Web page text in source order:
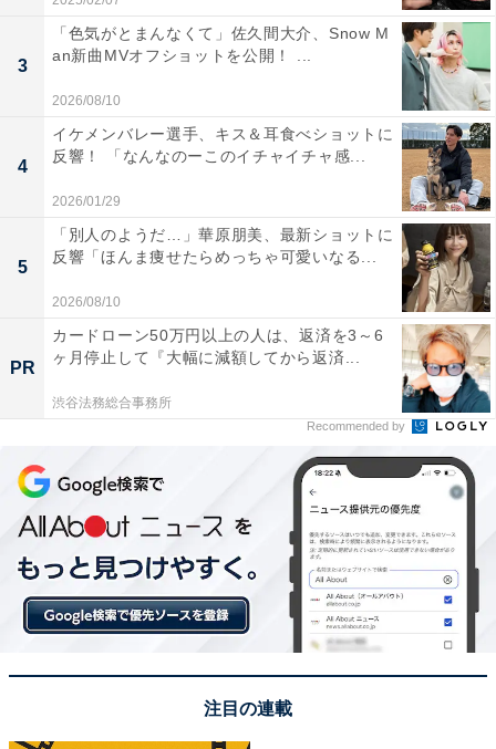
3
「色気がとまんなくて」佐久間大介、Snow M
an新曲MVオフショットを公開！ ...
2026/08/10
4
イケメンバレー選手、キス＆耳食べショットに
反響！ 「なんなのーこのイチャイチャ感...
2026/01/29
5
「別人のようだ…」華原朋美、最新ショットに
反響「ほんま痩せたらめっちゃ可愛いなる...
2026/08/10
PR
カードローン50万円以上の人は、返済を3～6
ヶ月停止して『大幅に減額してから返済...
渋谷法務総合事務所
Recommended by
注目の連載